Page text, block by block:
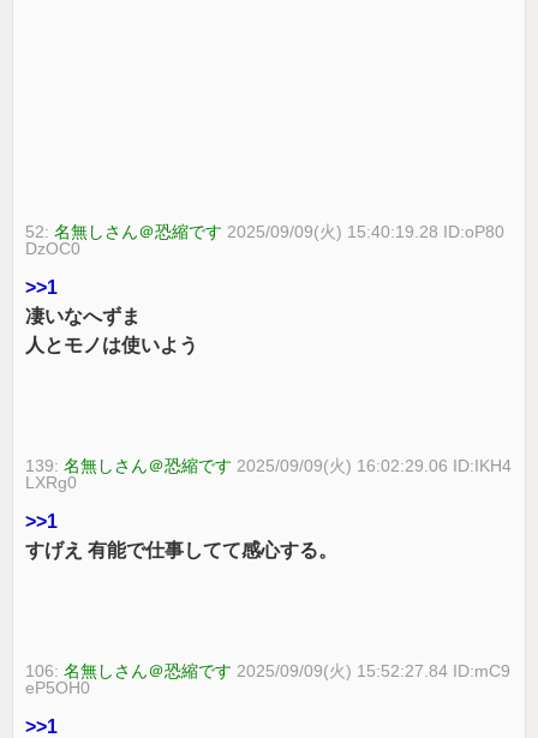
52:名無しさん＠恐縮です 2025/09/09(火) 15:40:19.28 ID:oP80
DzOC0
>>1
凄いなへずま
人とモノは使いよう
139:名無しさん＠恐縮です 2025/09/09(火) 16:02:29.06 ID:IKH4
LXRg0
>>1
すげえ 有能で仕事してて感心する。
106:名無しさん＠恐縮です 2025/09/09(火) 15:52:27.84 ID:mC9
eP5OH0
>>1